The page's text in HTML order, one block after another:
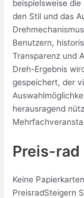
beispielsweise
den Stil und das
Benutzern,
Transparenz und
Dreh-Ergebnis
gespeichert, der
herausragend
Preis-rad
Keine
PreisradSteigern